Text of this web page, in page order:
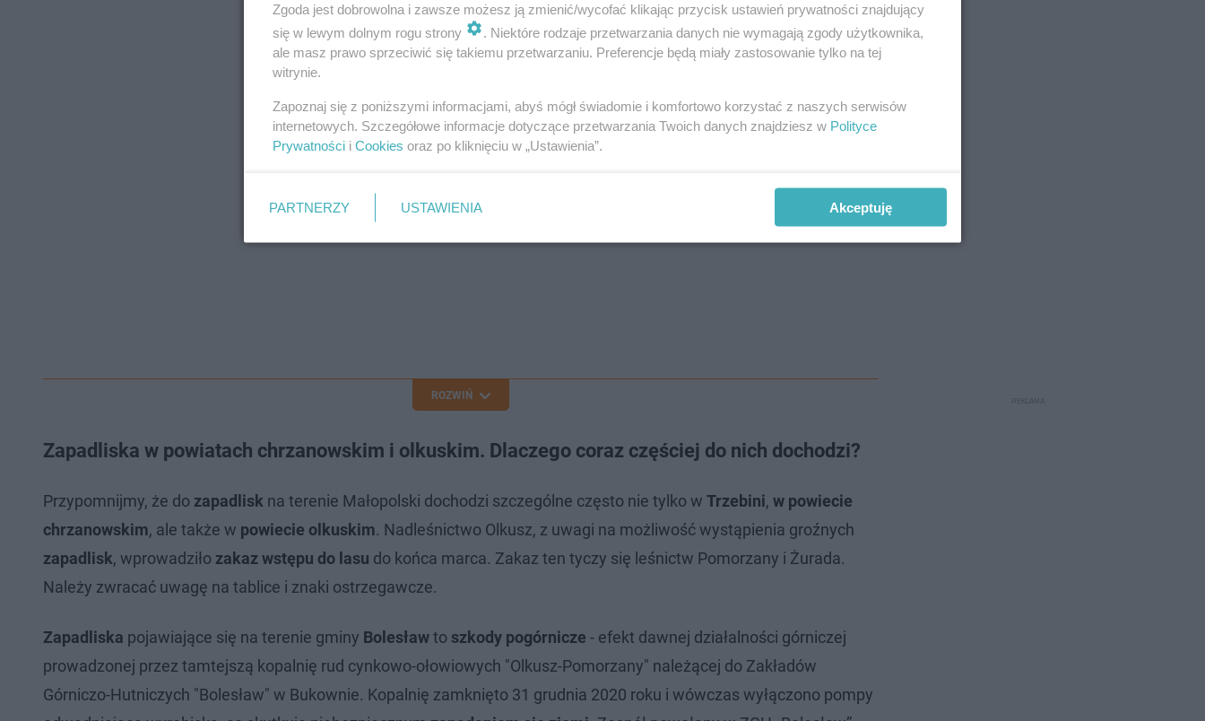
ROZWIŃ
Zapadliska w powiatach chrzanowskim i olkuskim. Dlaczego coraz częściej do nich dochodzi?
Przypomnijmy, że do zapadlisk na terenie Małopolski dochodzi szczególne często nie tylko w Trzebini, w powiecie
chrzanowskim, ale także w powiecie olkuskim. Nadleśnictwo Olkusz, z uwagi na możliwość wystąpienia groźnych
zapadlisk, wprowadziło zakaz wstępu do lasu do końca marca. Zakaz ten tyczy się leśnictw Pomorzany i Żurada.
Należy zwracać uwagę na tablice i znaki ostrzegawcze.
Zapadliska pojawiające się na terenie gminy Bolesławto szkody pogórnicze - efekt dawnej działalności górniczej
prowadzonej przez tamtejszą kopalnię rud cynkowo-ołowiowych "Olkusz-Pomorzany" należącej do Zakładów
Górniczo-Hutniczych "Bolesław" w Bukownie. Kopalnię zamknięto 31 grudnia 2020 roku i wówczas wyłączono pompy
Zgoda jest dobrowolna i zawsze możesz ją zmienić/wycofać klikając przycisk ustawień prywatności znajdujący
się w lewym dolnym rogu strony
. Niektóre rodzaje przetwarzania danych nie wymagają zgody użytkownika,
ale masz prawo sprzeciwić się takiemu przetwarzaniu. Preferencje będą miały zastosowanie tylko na tej
witrynie.
Zapoznaj się z poniższymi informacjami, abyś mógł świadomie i komfortowo korzystać z naszych serwisów
internetowych. Szczegółowe informacje dotyczące przetwarzania Twoich danych znajdziesz w Polityce
Prywatności i Cookies oraz po kliknięciu w „Ustawienia”.
PARTNERZY USTAWIENIA Akceptuję